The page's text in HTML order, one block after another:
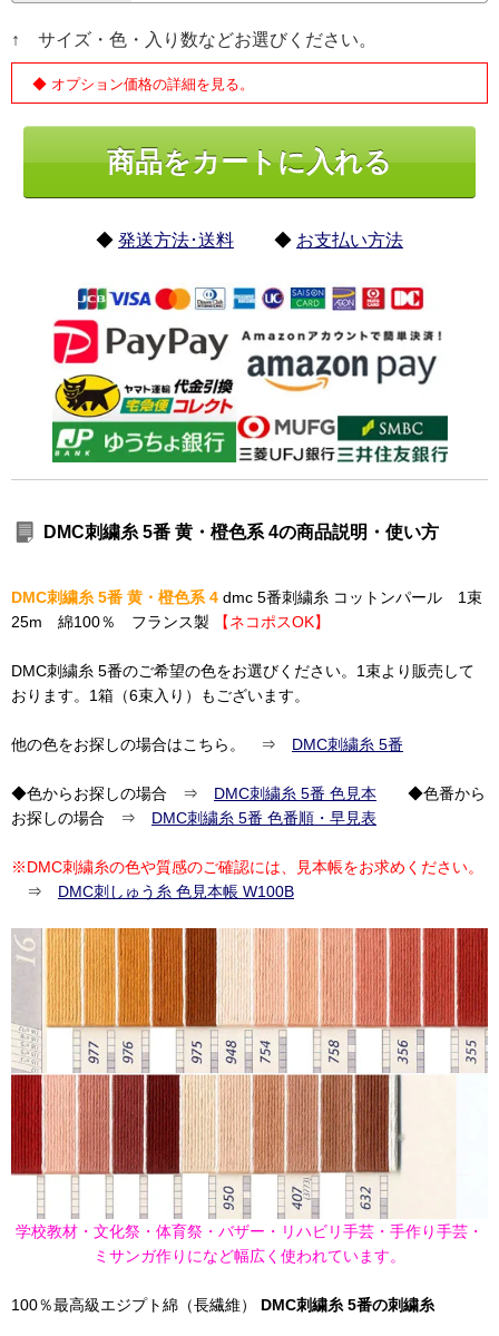
↑ サイズ・色・入り数などお選びください。
◆ オプション価格の詳細を見る。
◆ 発送方法･送料 ◆ お支払い方法
DMC刺繍糸 5番 黄・橙色系 4の商品説明・使い方
DMC刺繍糸 5番 黄・橙色系 4 dmc 5番刺繍糸 コットンパール 1束
25m 綿100％ フランス製
【ネコポスOK】
DMC刺繍糸 5番のご希望の色をお選びください。1束より販売して
おります。1箱（6束入り）もございます。
他の色をお探しの場合はこちら。 ⇒ DMC刺繍糸 5番
◆色からお探しの場合 ⇒ DMC刺繍糸 5番 色見本 ◆色番から
お探しの場合 ⇒ DMC刺繍糸 5番 色番順・早見表
※DMC刺繍糸の色や質感のご確認には、見本帳をお求めください。
⇒ DMC刺しゅう糸 色見本帳 W100B
学校教材・文化祭・体育祭・バザー・リハビリ手芸・手作り手芸・
ミサンガ作りになど幅広く使われています。
100％最高級エジプト綿（長繊維） DMC刺繍糸 5番の刺繍糸